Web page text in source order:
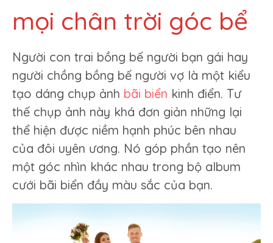
mọi chân trời góc bể
Người con trai bồng bế người bạn gái hay
người chồng bồng bế người vợ là một kiểu
tạo dáng chụp ảnh bãi biển kinh điển. Tư
thế chụp ảnh này khá đơn giản những lại
thể hiện được niềm hạnh phúc bên nhau
của đôi uyên ương. Nó góp phần tạo nên
một góc nhìn khác nhau trong bộ album
cưới bãi biển đầy màu sắc của bạn.